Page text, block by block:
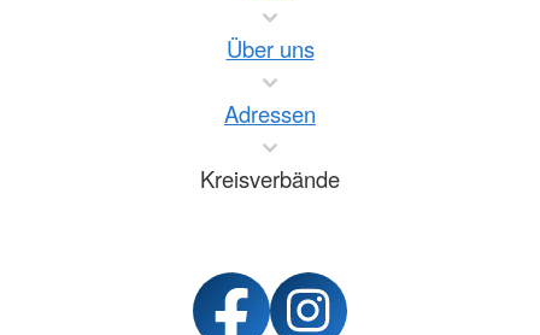
Über uns
Adressen
Kreisverbände